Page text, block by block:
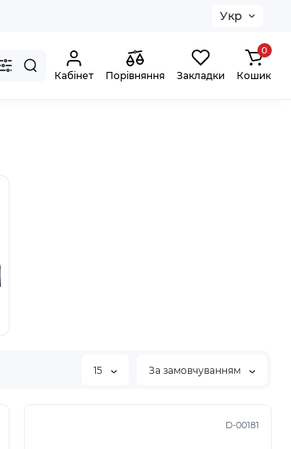
Укр
Кабінет Порівняння Закладки
0
Кошик
15 За замовчуванням
D-00181